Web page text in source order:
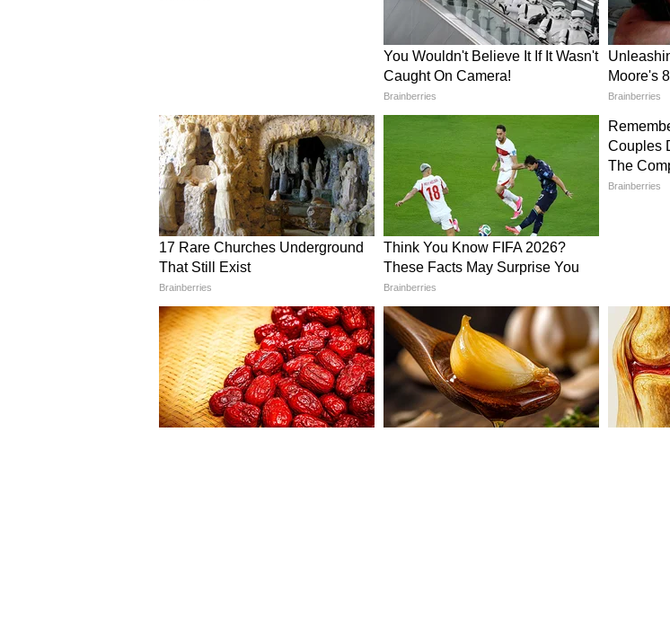
Image Credit :Getty
वृषभ राशिफल 3 जून 2026 (Dainik Vrishbha Rashifal)
आरोग्याच्या बाबतीत सतर्क राहण्याची गरज आहे. विरोधकांना कमी लेखू नका.
आणि व्यवस्थेमध्ये वेळ जाईल. मुलांच्या भावना आणि समस्या समजून घेण्याचा